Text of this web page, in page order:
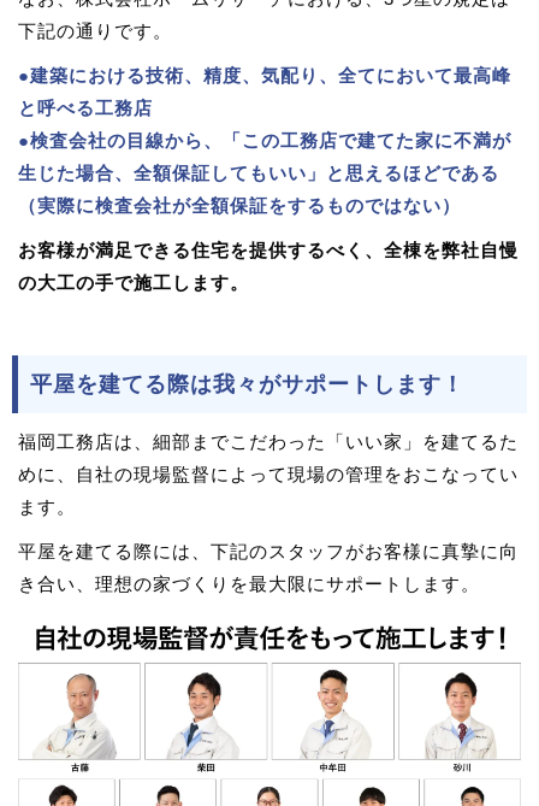
下記の通りです。
●建築における技術、精度、気配り、全てにおいて最高峰
と呼べる工務店
●検査会社の目線から、「この工務店で建てた家に不満が
生じた場合、全額保証してもいい」と思えるほどである
（実際に検査会社が全額保証をするものではない）
お客様が満足できる住宅を提供するべく、全棟を弊社自慢
の大工の手で施工します。
平屋を建てる際は我々がサポートします！
福岡工務店は、細部までこだわった「いい家」を建てるた
めに、自社の現場監督によって現場の管理をおこなってい
ます。
平屋を建てる際には、下記のスタッフがお客様に真摯に向
き合い、理想の家づくりを最大限にサポートします。